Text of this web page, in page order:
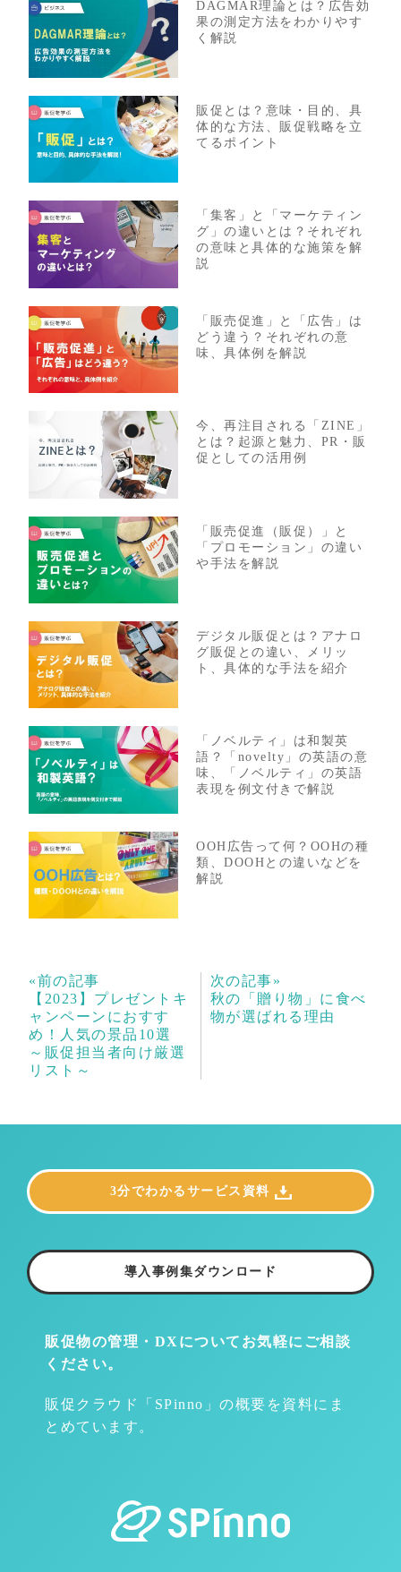
DAGMAR理論とは？広告効
果の測定方法をわかりやす
く解説
販促とは？意味・目的、具
体的な方法、販促戦略を立
てるポイント
「集客」と「マーケティン
グ」の違いとは？それぞれ
の意味と具体的な施策を解
説
「販売促進」と「広告」は
どう違う？それぞれの意
味、具体例を解説
今、再注目される「ZINE」
とは？起源と魅力、PR・販
促としての活用例
「販売促進（販促）」と
「プロモーション」の違い
や手法を解説
デジタル販促とは？アナロ
グ販促との違い、メリッ
ト、具体的な手法を紹介
「ノベルティ」は和製英
語？「novelty」の英語の意
味、「ノベルティ」の英語
表現を例文付きで解説
OOH広告って何？OOHの種
類、DOOHとの違いなどを
解説
«前の記事
【2023】プレゼントキ
ャンペーンにおすす
め！人気の景品10選
～販促担当者向け厳選
リスト～
次の記事»
秋の「贈り物」に食べ
物が選ばれる理由
販促物の管理・DXについて お気軽にご相談
ください。
販促クラウド「SPinno」の概要を資料にま
とめています。
3分でわかるサービス資料
導入事例集ダウンロード